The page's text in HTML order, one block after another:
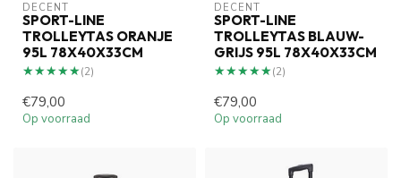
DECENT
SPORT-LINE
TROLLEYTAS ORANJE
95L 78X40X33CM
★★★★★
★★★★★(2)
€79,00
Op voorraad
DECENT
SPORT-LINE
TROLLEYTAS BLAUW-
GRIJS 95L 78X40X33CM
★★★★★
★★★★★(2)
€79,00
Op voorraad